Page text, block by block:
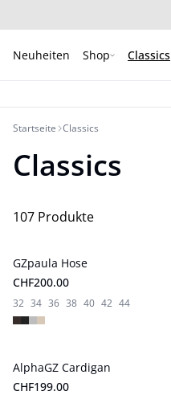
Neuheiten Shop Classics
Startseite Classics
Classics
107 Produkte
Neuheiten
GZpaula Hose
CHF200.00
32 34 36 38 40 42 44
AlphaGZ Cardigan
CHF199.00